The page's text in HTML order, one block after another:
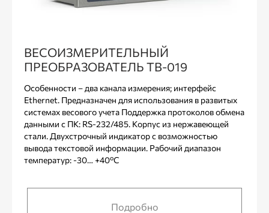
ВЕСОИЗМЕРИТЕЛЬНЫЙ
ПРЕОБРАЗОВАТЕЛЬ ТВ-019
Особенности – два канала измерения; интерфейс
Ethernet. Предназначен для использования в развитых
системах весового учета Поддержка протоколов обмена
данными с ПК: RS-232/485. Корпус из нержавеющей
стали. Двухстрочный индикатор с возможностью
вывода текстовой информации. Рабочий диапазон
температур: -30… +40ºС
Подробно